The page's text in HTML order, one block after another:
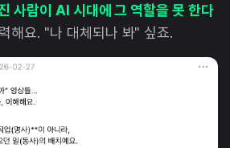
사람이 AI 시대에 그 역할을 못 한다
해요. "나 대체되나 봐" 싶죠.